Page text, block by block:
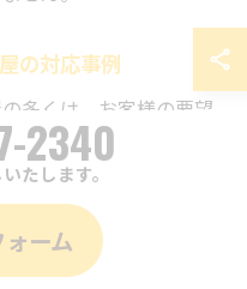
の対応事例
多くは、お客様の要望
ています。例えば、高
具の移動」や「庭の草
回らない作業に迅速か
られます。こうしたサ
2340
たします。
ーム